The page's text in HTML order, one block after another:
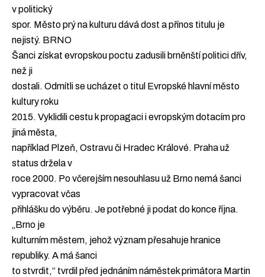
v politický
spor. Město prý na kulturu dává dost a přínos titulu je
nejistý. BRNO
Šanci získat evropskou poctu zadusili brněnští politici dřív,
než ji
dostali. Odmítli se ucházet o titul Evropské hlavní město
kultury roku
2015. Vyklidili cestu k propagaci i evropským dotacím pro
jiná města,
například Plzeň, Ostravu či Hradec Králové. Praha už
status držela v
roce 2000. Po včerejším nesouhlasu už Brno nemá šanci
vypracovat včas
přihlášku do výběru. Je potřebné ji podat do konce října.
„Brno je
kulturním městem, jehož význam přesahuje hranice
republiky. A má šanci
to stvrdit,“ tvrdil před jednáním náměstek primátora Martin